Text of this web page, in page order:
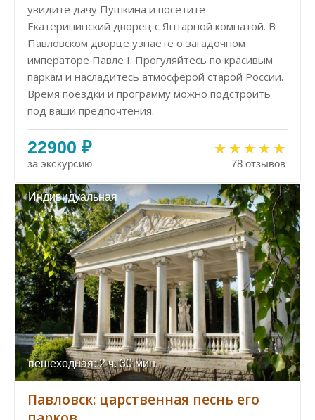
увидите дачу Пушкина и посетите
Екатерининский дворец с Янтарной комнатой. В
Павловском дворце узнаете о загадочном
императоре Павле I. Прогуляйтесь по красивым
паркам и насладитесь атмосферой старой России.
Время поездки и программу можно подстроить
под ваши предпочтения.
22900 ₽
за экскурсию 78 отзывов
Индивидуальная
пешеходная: 2 ч. 30 мин.
Павловск: царственная песнь его